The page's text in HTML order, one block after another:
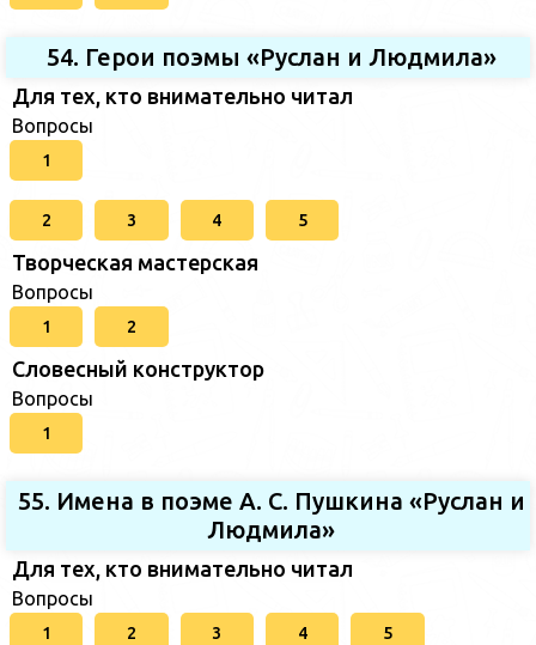
54. Герои поэмы «Руслан и Людмила»
Для тех, кто внимательно читал
Вопросы
1
2 3 4 5
Творческая мастерская
Вопросы
1 2
Словесный конструктор
Вопросы
1
55. Имена в поэме А. С. Пушкина «Руслан и
Людмила»
Для тех, кто внимательно читал
Вопросы
1 2 3 4 5